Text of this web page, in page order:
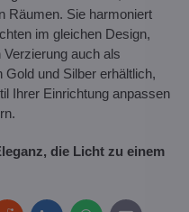
Räumen. Sie harmoniert
im gleichen Design,
auch als
und Silber erhältlich,
Ihrer Einrichtung anpassen
die Licht zu einem